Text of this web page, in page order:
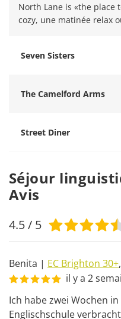
North Lane is «the place
cozy, une matinée relax
Seven Sisters
The Camelford Arms
Street Diner
Séjour
Avis
4.5/ 5
Benita | EC Brighton 30+,
il y a 2
Ich habe zwei Wochen
Englischschule